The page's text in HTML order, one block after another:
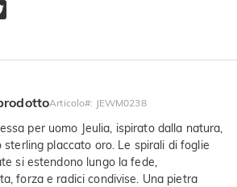
Articolo#: JEWM0238
per uomo Jeulia, ispirato dalla natura,
placcato oro. Le spirali di foglie
si estendono lungo la fede,
forza e radici condivise. Una pietra